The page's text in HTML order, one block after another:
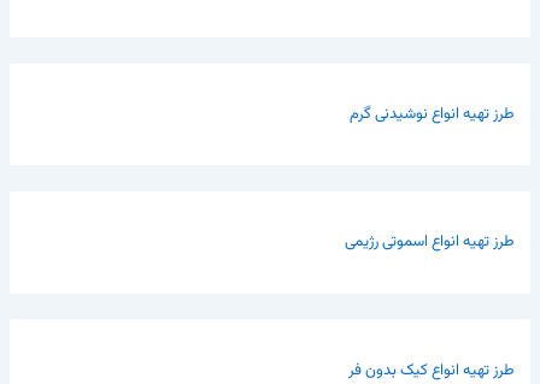
طرز تهیه انواع نوشیدنی گرم
طرز تهیه انواع اسموتی رژیمی
طرز تهیه انواع کیک بدون فر